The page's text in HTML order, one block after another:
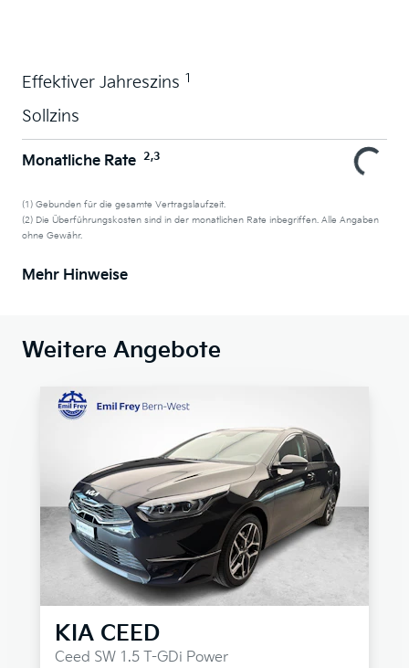
Effektiver Jahreszins 1
Sollzins
Monatliche Rate 2,3
(1) Gebunden für die gesamte Vertragslaufzeit.
(2) Die Überführungskosten sind in der monatlichen Rate inbegriffen. Alle Angaben
ohne Gewähr.
Mehr Hinweise
Weitere Angebote
KIA CEED
Ceed SW 1.5 T-GDi Power